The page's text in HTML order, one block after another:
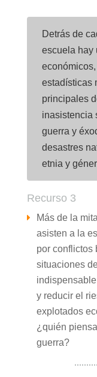
Detrás de
escuela hay
estadísticas
principales
inasistencia
guerra y
desastres
etnia y
Recurso 3
Más de la
asisten a la
por conflictos
situaciones
y reducir el
explotados
¿quién
guerra?